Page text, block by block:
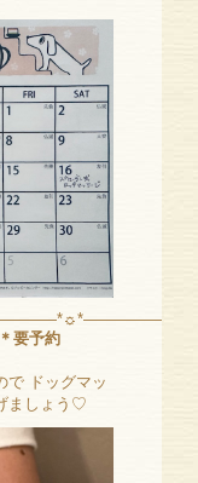
＊要予約
で ドッグマッ
ましょう♡